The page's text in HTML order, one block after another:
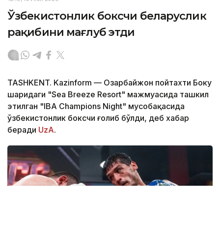
Ўзбекистонлик боксчи беларуслик
рақибини мағлуб этди
TASHKENT. Kazinform — Озарбайжон пойтахти Боку
шаҳридаги "Sea Breeze Resort" мажмуасида ташкил
этилган "IBA Champions Night" мусобақасида
ўзбекистонлик боксчи ғолиб бўлди, деб хабар
беради UzA.